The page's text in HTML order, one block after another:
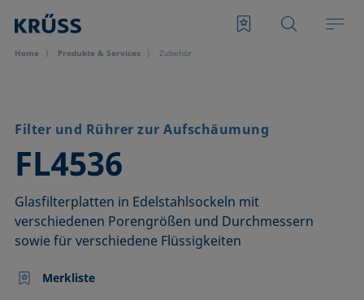
Home Produkte & Services Zubehör
Filter und Rührer zur Aufschäumung
FL4536
–
Glasfilterplatten in Edelstahlsockeln mit
verschiedenen Porengrößen und Durchmessern
sowie für verschiedene Flüssigkeiten
Merkliste